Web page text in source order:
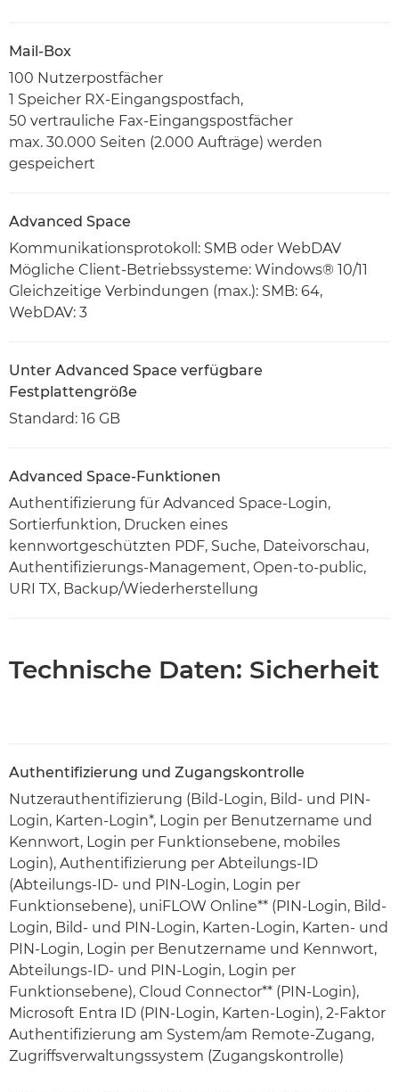
Mail-Box
100 Nutzerpostfächer
1 Speicher RX-Eingangspostfach,
50 vertrauliche Fax-Eingangspostfächer
max. 30.000 Seiten (2.000 Aufträge) werden
gespeichert
Advanced Space
Kommunikationsprotokoll: SMB oder WebDAV
Mögliche Client-Betriebssysteme: Windows® 10/11
Gleichzeitige Verbindungen (max.): SMB: 64,
WebDAV: 3
Unter Advanced Space verfügbare
Festplattengröße
Standard: 16 GB
Advanced Space-Funktionen
Authentifizierung für Advanced Space-Login,
Sortierfunktion, Drucken eines
kennwortgeschützten PDF, Suche, Dateivorschau,
Authentifizierungs-Management, Open-to-public,
URI TX, Backup/Wiederherstellung
Technische Daten: Sicherheit
Authentifizierung und Zugangskontrolle
Nutzerauthentifizierung (Bild-Login, Bild- und PIN-
Login, Karten-Login*, Login per Benutzername und
Kennwort, Login per Funktionsebene, mobiles
Login), Authentifizierung per Abteilungs-ID
(Abteilungs-ID- und PIN-Login, Login per
Funktionsebene), uniFLOW Online** (PIN-Login, Bild-
Login, Bild- und PIN-Login, Karten-Login, Karten- und
PIN-Login, Login per Benutzername und Kennwort,
Abteilungs-ID- und PIN-Login, Login per
Funktionsebene), Cloud Connector** (PIN-Login),
Microsoft Entra ID (PIN-Login, Karten-Login), 2-Faktor
Authentifizierung am System/am Remote-Zugang,
Zugriffsverwaltungssystem (Zugangskontrolle)